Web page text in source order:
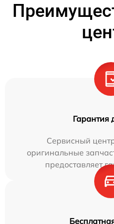
Гарантия
Сервисный
оригинальные
предоставляет